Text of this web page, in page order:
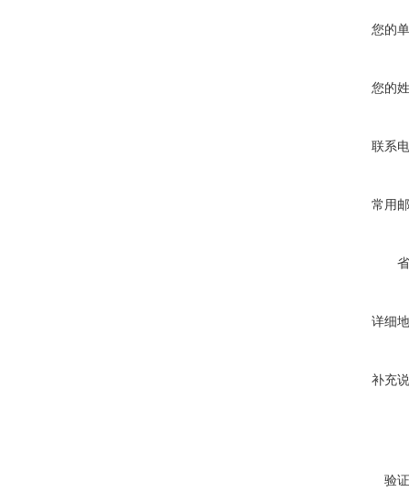
您的
您的
联系
常用
详细
补充
验